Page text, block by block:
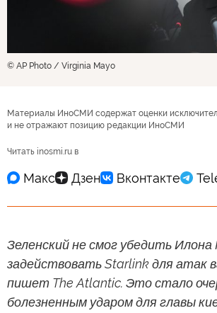
© AP Photo / Virginia Mayo
Материалы ИноСМИ содержат оценки
и не отражают позицию редакции ИноСМИ
Читать inosmi.ru в
Зеленский не смог убедить Илона
задействовать Starlink для атак
пишет The Atlantic. Это стало
болезненным ударом для главы